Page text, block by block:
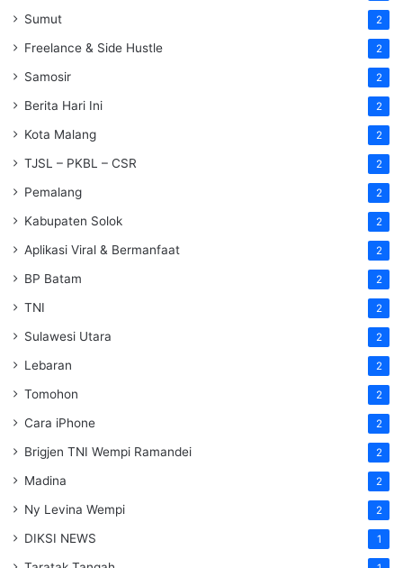
Sumut 2
Freelance & Side Hustle 2
Samosir 2
Berita Hari Ini 2
Kota Malang 2
TJSL – PKBL – CSR 2
Pemalang 2
Kabupaten Solok 2
Aplikasi Viral & Bermanfaat 2
BP Batam 2
TNI 2
Sulawesi Utara 2
Lebaran 2
Tomohon 2
Cara iPhone 2
Brigjen TNI Wempi Ramandei 2
Madina 2
Ny Levina Wempi 2
DIKSI NEWS 1